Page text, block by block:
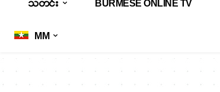
သတင်း BURMESE ONLINE TV
MM